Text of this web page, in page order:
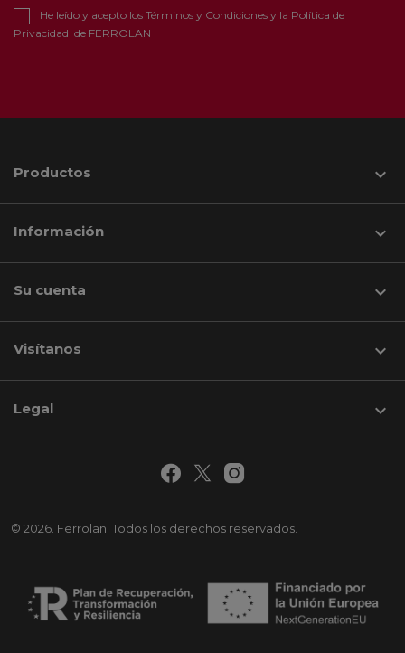
He leído y acepto los Términos y Condiciones y la Política de
Privacidad de FERROLAN
Productos 
Información 
Su cuenta 
Visítanos keyboard_arrow_down
© 2026. Ferrolan. Todos los derechos reservados.
Legal 